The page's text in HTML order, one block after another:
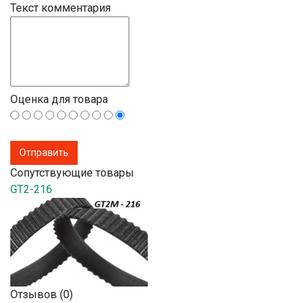
Текст комментария
Оценка для товара
Сопутствующие товары
GT2-216
Отзывов (0)